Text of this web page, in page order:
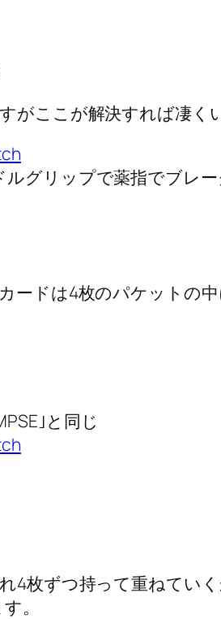
ここが解決すれば凄く
グリップで薬指でブレー
ードは4枚のパケットの
｣と同じ
枚ずつ持って重ねていく
。